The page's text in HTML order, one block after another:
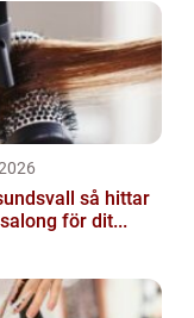
så hittar
för dit...